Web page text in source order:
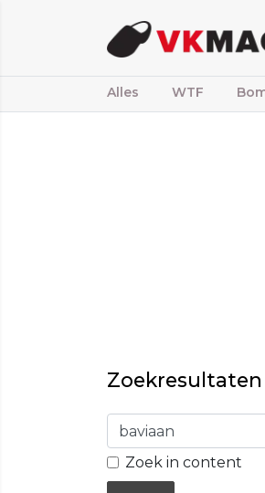
Alles WTF
Zoek in content